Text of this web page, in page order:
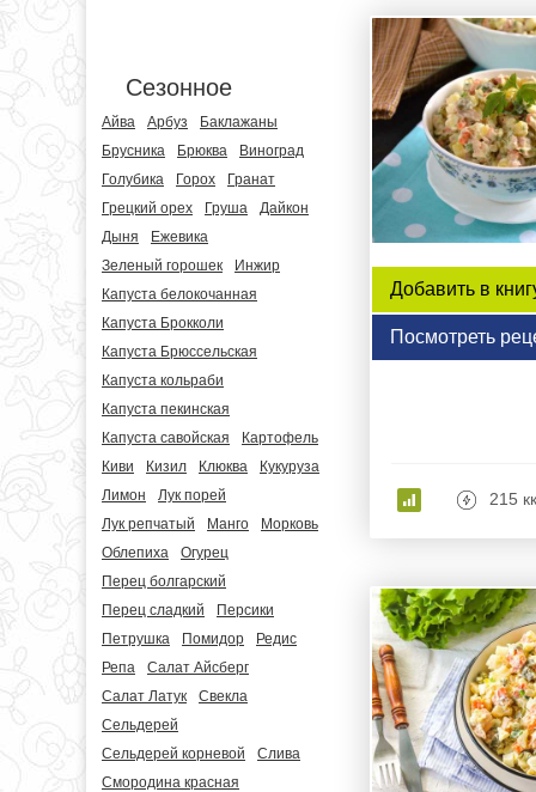
Сезонное
Айва Арбуз
Баклажаны
Брусника
Брюква
Виноград
Голубика
Горох
Гранат
Грецкий орех
Груша
Дайкон
Дыня
Ежевика
Зеленый горошек
Инжир
Капуста белокочанная
Капуста Брокколи
Капуста Брюссельская
Капуста кольраби
Капуста пекинская
Капуста савойская
Картофель
Киви
Кизил Клюква
Кукуруза
Лимон
Лук порей
Лук репчатый
Манго
Морковь
Облепиха
Огурец
Перец болгарский
Перец сладкий
Персики
Петрушка
Помидор
Редис
Репа
Салат Айсберг
Салат Латук
Свекла
Сельдерей
Сельдерей корневой
Слива
Смородина красная
Добавить в
Посмотреть
215